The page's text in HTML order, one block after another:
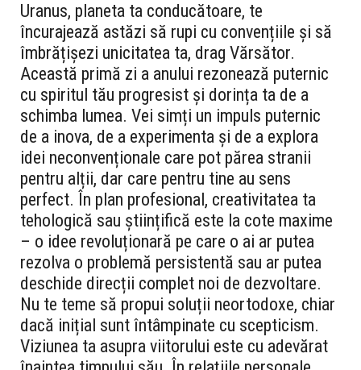
Uranus, planeta ta conducătoare, te
încurajează astăzi să rupi cu convențiile și să
îmbrățișezi unicitatea ta, drag Vărsător.
Această primă zi a anului rezonează puternic
cu spiritul tău progresist și dorința ta de a
schimba lumea. Vei simți un impuls puternic
de a inova, de a experimenta și de a explora
idei neconvenționale care pot părea stranii
pentru alții, dar care pentru tine au sens
perfect. În plan profesional, creativitatea ta
tehologică sau științifică este la cote maxime
– o idee revoluționară pe care o ai ar putea
rezolva o problemă persistentă sau ar putea
deschide direcții complet noi de dezvoltare.
Nu te teme să propui soluții neortodoxe, chiar
dacă inițial sunt întâmpinate cu scepticism.
Viziunea ta asupra viitorului este cu adevărat